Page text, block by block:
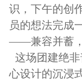
识，下午的创
员的想法完成
——兼容并蓄
这场团建绝
心设计的沉浸